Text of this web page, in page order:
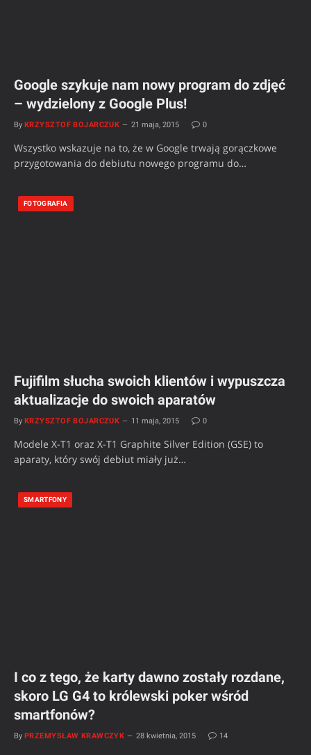
Google szykuje nam nowy program do zdjęć
– wydzielony z Google Plus!
By KRZYSZTOF BOJARCZUK 21 maja, 2015 0
Wszystko wskazuje na to, że w Google trwają gorączkowe
przygotowania do debiutu nowego programu do…
FOTOGRAFIA
Fujifilm słucha swoich klientów i wypuszcza
aktualizacje do swoich aparatów
By KRZYSZTOF BOJARCZUK 11 maja, 2015 0
Modele X-T1 oraz X-T1 Graphite Silver Edition (GSE) to
aparaty, który swój debiut miały już…
SMARTFONY
I co z tego, że karty dawno zostały rozdane,
skoro LG G4 to królewski poker wśród
smartfonów?
By PRZEMYSŁAW KRAWCZYK 28 kwietnia, 2015 14